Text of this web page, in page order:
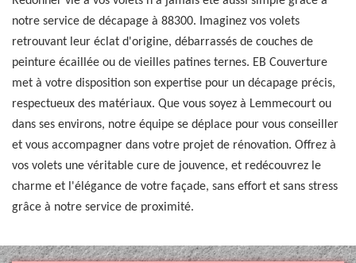
notre service de décapage à 88300. Imaginez vos volets
retrouvant leur éclat d'origine, débarrassés de couches de
peinture écaillée ou de vieilles patines ternes. EB Couverture
met à votre disposition son expertise pour un décapage précis,
respectueux des matériaux. Que vous soyez à Lemmecourt ou
dans ses environs, notre équipe se déplace pour vous conseiller
et vous accompagner dans votre projet de rénovation. Offrez à
vos volets une véritable cure de jouvence, et redécouvrez le
charme et l'élégance de votre façade, sans effort et sans stress
grâce à notre service de proximité.